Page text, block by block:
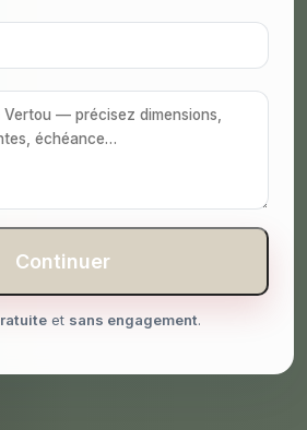
Continuer
et sans engagement.